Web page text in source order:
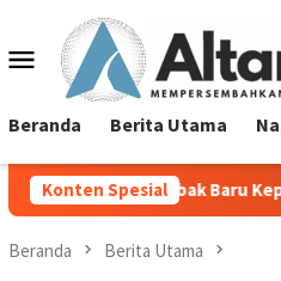
konten Menu
Mobile
Beranda Berita Utama
Konten Spesial
Baru Kepemimpinan di
Beranda Berita Utama